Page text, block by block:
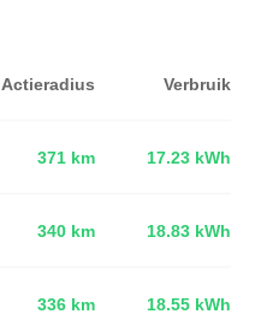
Actieradius Verbruik
371 km 17.23 kWh
340 km 18.83 kWh
336 km 18.55 kWh